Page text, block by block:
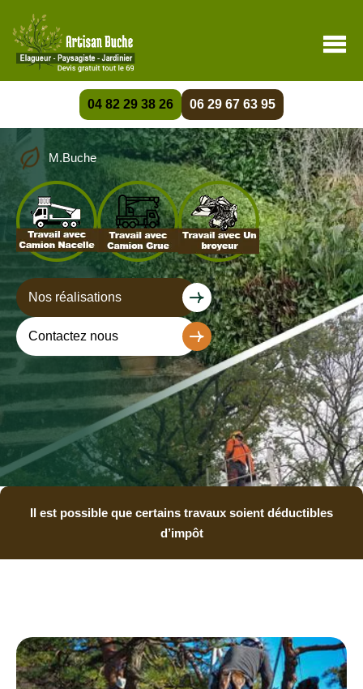
04 82 29 38 26 06 29 67 63 95
M.Buche
Nos réalisations
Contactez nous
Il est possible que certains travaux soient déductibles
d’impôt